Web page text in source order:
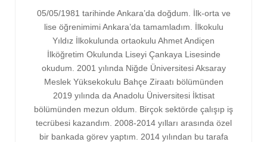
05/05/1981 tarihinde Ankara’da doğdum. İlk-orta ve
lise öğrenimimi Ankara’da tamamladım. İlkokulu
Yıldız İlkokulunda ortaokulu Ahmet Andiçen
İlköğretim Okulunda Liseyi Çankaya Lisesinde
okudum. 2001 yılında Niğde Üniversitesi Aksaray
Meslek Yüksekokulu Bahçe Ziraatı bölümünden
2019 yılında da Anadolu Üniversitesi İktisat
bölümünden mezun oldum. Birçok sektörde çalışıp iş
tecrübesi kazandım. 2008-2014 yılları arasında özel
bir bankada görev yaptım. 2014 yılından bu tarafa